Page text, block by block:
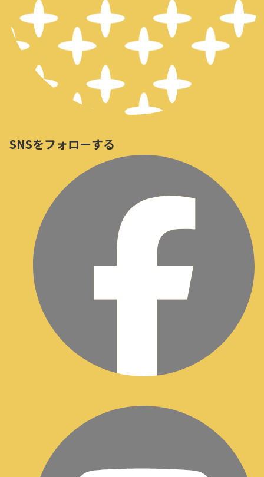
SNSをフォローする